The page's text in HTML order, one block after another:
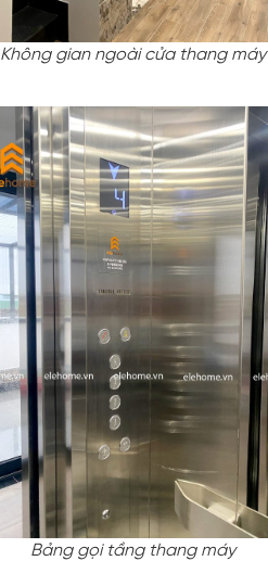
Không gian ngoài cửa thang máy
Bảng gọi tầng thang máy